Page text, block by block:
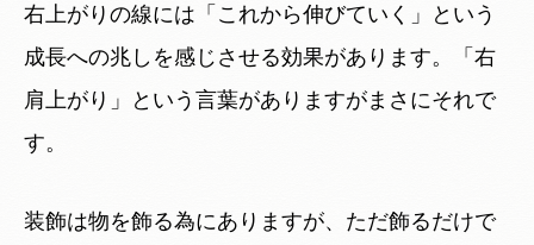
右上がりの線には「これから伸びていく」という
成長への兆しを感じさせる効果があります。「右
肩上がり」という言葉がありますがまさにそれで
す。
装飾は物を飾る為にありますが、ただ飾るだけで